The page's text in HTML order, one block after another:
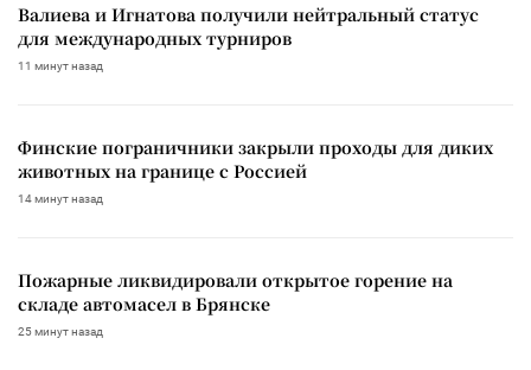
Валиева и Игнатова получили нейтральный статус
для международных турниров
11 минут назад
Финские пограничники закрыли проходы для диких
животных на границе с Россией
14 минут назад
Пожарные ликвидировали открытое горение на
складе автомасел в Брянске
25 минут назад